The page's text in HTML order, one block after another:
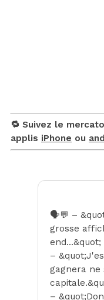
🔁 Suivez le
applis iPhone ou
🗣💬 –
grosse
end…&quot;
–
gagnera ne
–